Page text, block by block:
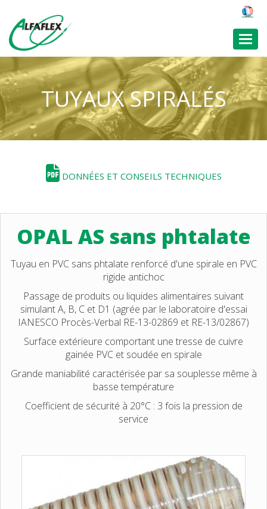
TUYAUX SPIRALÉS
DONNÉES ET CONSEILS TECHNIQUES
OPAL AS sans phtalate
Tuyau en PVC sans phtalate renforcé d'une spirale en PVC
rigide antichoc
Passage de produits ou liquides alimentaires suivant
simulant A, B, C et D1 (agrée par le laboratoire d'essai
IANESCO Procès-Verbal RE-13-02869 et RE-13/02867)
Surface extérieure comportant une tresse de cuivre
gainée PVC et soudée en spirale
Grande maniabilité caractérisée par sa souplesse même à
basse température
Coefficient de sécurité à 20°C : 3 fois la pression de
service